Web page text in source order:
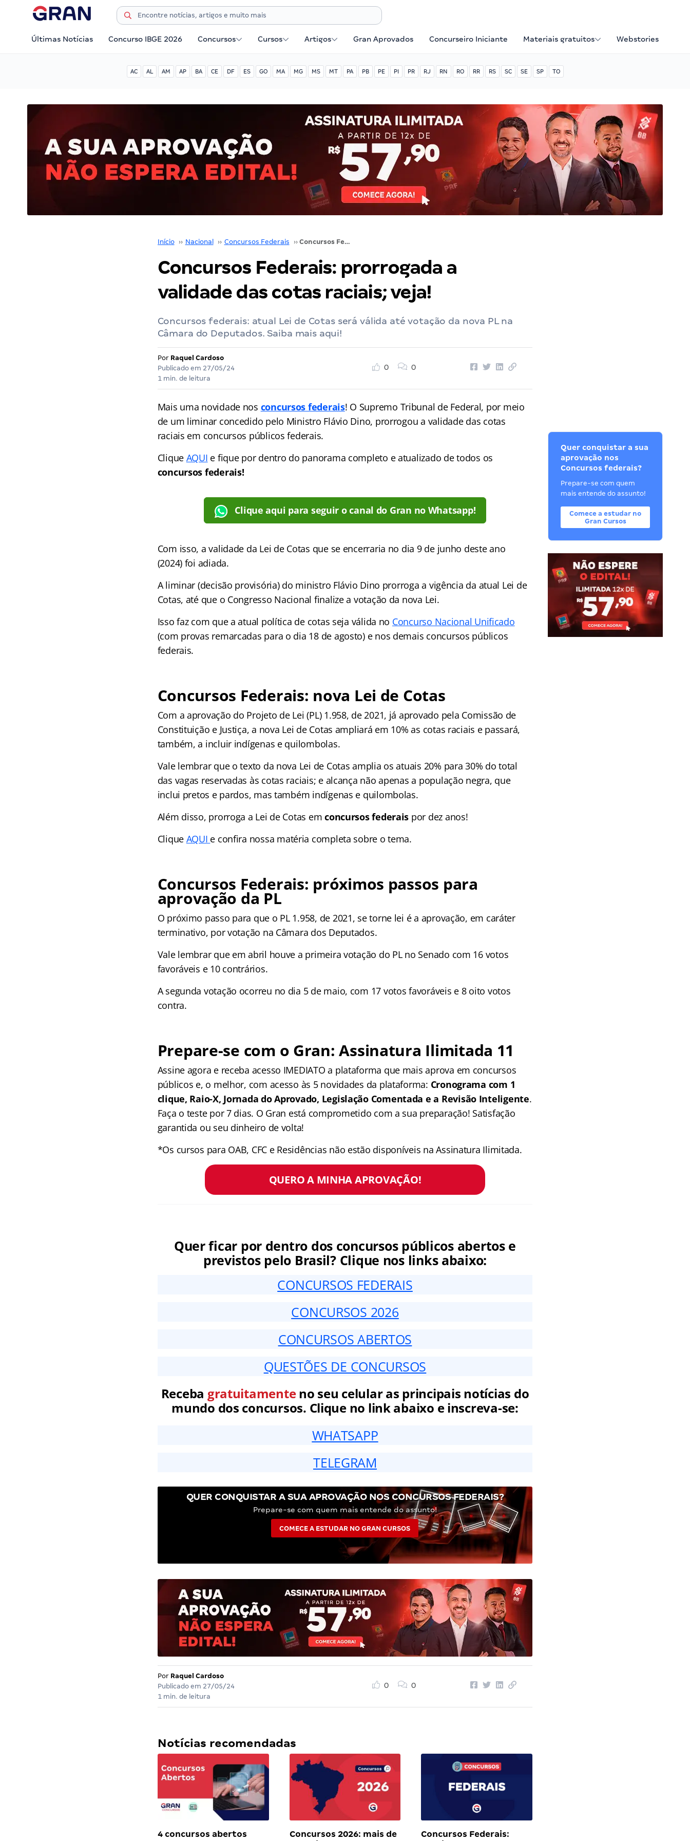
Últimas Notícias Concurso IBGE 2026 Concursos Cursos Artigos Gran Aprovados Concurseiro Iniciante Materiais gratuitos Webstories
AC AL AM AP BA CE DF ES GO MA MG MS MT PA PB PE PI PR RJ RN RO RR RS SC SE SP TO
Início ›› Nacional ›› Concursos Federais ›› Concursos Federais: prorrogada a validade das cotas raciais; veja!
Concursos Federais: prorrogada a
validade das cotas raciais; veja!
Concursos federais: atual Lei de Cotas será válida até votação da nova PL na
Câmara do Deputados. Saiba mais aqui!
Por Raquel Cardoso
Publicado em 27/05/24
1 min. de leitura
0 0
Mais uma novidade nos concursos federais! O Supremo Tribunal de Federal, por meio
de um liminar concedido pelo Ministro Flávio Dino, prorrogou a validade das cotas
raciais em concursos públicos federais.
Clique AQUI e fique por dentro do panorama completo e atualizado de todos os
concursos federais!
Clique aqui para seguir o canal do Gran no Whatsapp!
Com isso, a validade da Lei de Cotas que se encerraria no dia 9 de junho deste ano
(2024) foi adiada.
A liminar (decisão provisória) do ministro Flávio Dino prorroga a vigência da atual Lei de
Cotas, até que o Congresso Nacional finalize a votação da nova Lei.
Isso faz com que a atual política de cotas seja válida no Concurso Nacional Unificado
(com provas remarcadas para o dia 18 de agosto) e nos demais concursos públicos
federais.
Concursos Federais: nova Lei de Cotas
Com a aprovação do Projeto de Lei (PL) 1.958, de 2021, já aprovado pela Comissão de
Constituição e Justiça, a nova Lei de Cotas ampliará em 10% as cotas raciais e passará,
também, a incluir indígenas e quilombolas.
Vale lembrar que o texto da nova Lei de Cotas amplia os atuais 20% para 30% do total
das vagas reservadas às cotas raciais; e alcança não apenas a população negra, que
inclui pretos e pardos, mas também indígenas e quilombolas.
Além disso, prorroga a Lei de Cotas emconcursos federais por dez anos!
Clique AQUI e confira nossa matéria completa sobre o tema.
Concursos Federais: próximos passos para
aprovação da PL
O próximo passo para que o PL 1.958, de 2021, se torne lei é a aprovação, em caráter
terminativo, por votação na Câmara dos Deputados.
Vale lembrar que em abril houve a primeira votação do PL no Senado com 16 votos
favoráveis e 10 contrários.
A segunda votação ocorreu no dia 5 de maio, com 17 votos favoráveis e 8 oito votos
contra.
Prepare-se com o Gran: Assinatura Ilimitada 11
Assine agora e receba acesso IMEDIATO a plataforma que mais aprova em concursos
públicos e, o melhor, com acesso às 5 novidades da plataforma: Cronograma com 1
clique, Raio-X, Jornada do Aprovado, Legislação Comentada e a Revisão Inteligente.
Faça o teste por 7 dias. O Gran está comprometido com a sua preparação! Satisfação
garantida ou seu dinheiro de volta!
*Os cursos para OAB, CFC e Residências não estão disponíveis na Assinatura Ilimitada.
QUERO A MINHA APROVAÇÃO!
Quer ficar por dentro dos concursos públicos abertos e
previstos pelo Brasil? Clique nos links abaixo:
CONCURSOS FEDERAIS
CONCURSOS 2026
CONCURSOS ABERTOS
QUESTÕES DE CONCURSOS
Receba gratuitamenteno seu celular as principais notícias do
mundo dos concursos. Clique no link abaixo e inscreva-se:
WHATSAPP
TELEGRAM
QUER CONQUISTAR A SUA APROVAÇÃO NOS CONCURSOS FEDERAIS?
Prepare-se com quem mais entende do assunto!
COMECE A ESTUDAR NO GRAN CURSOS
Por Raquel Cardoso
Publicado em 27/05/24
1 min. de leitura
0 0
Notícias recomendadas
4 concursos abertos
Concursos 2026: mais de
Concursos Federais:
Quer conquistar a sua
aprovação nos
Concursos federais?
Prepare-se com quem
mais entende do assunto!
Comece a estudar no
Gran Cursos